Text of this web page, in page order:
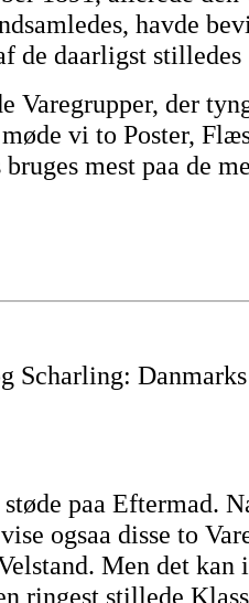
havde
de daarligst
Varegrupper, der
vi to Poster,
mest paa de
Scharling:
paa Eftermad.
ogsaa disse to
Men det kan
ringest stillede